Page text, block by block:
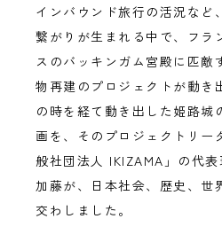
インバウンド旅行の活況など
繋がりが生まれる中で、フラ
スのバッキンガム宮殿に匹敵
物再建のプロジェクトが動き
の時を経て動き出した姫路城
画を、そのプロジェクトリー
般社団法人 IKIZAMA」の代
加藤が、日本社会、歴史、世
交わしました。